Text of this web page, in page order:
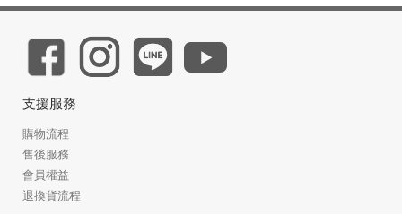
支援服務
購物流程
售後服務
會員權益
退換貨流程